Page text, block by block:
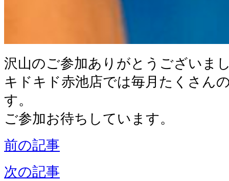
沢山のご参加ありがとうございま
キドキド赤池店では毎月たくさん
す。
ご参加お待ちしています。
前の記事
次の記事